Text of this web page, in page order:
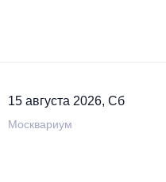
15 августа 2026, Сб
Москвариум